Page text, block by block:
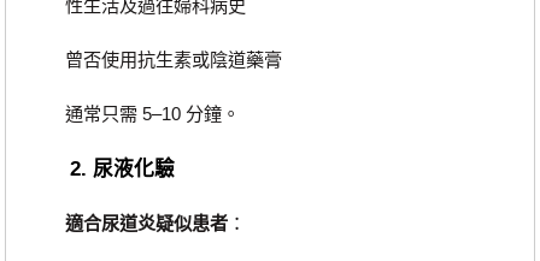
性生活及過往婦科病史
曾否使用抗生素或陰道藥膏
通常只需 5–10 分鐘。
2. 尿液化驗
適合尿道炎疑似患者：